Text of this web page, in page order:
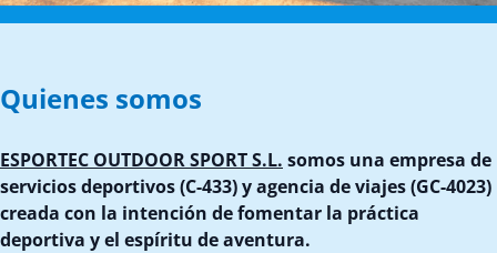
Quienes somos
ESPORTEC OUTDOOR SPORT S.L. somos una empresa de
servicios deportivos (C-433) y agencia de viajes (GC-4023)
creada con la intención de fomentar la práctica
deportiva y el espíritu de aventura.